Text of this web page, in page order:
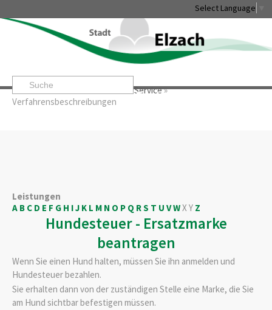
Select Language
Startseite» »Service»
Verfahrensbeschreibungen
Leben & Erleben Rathaus & Service
Leistungen
A B C D E F G H IJ K L M N O P Q RS T U VWXY Z
Hundesteuer - Ersatzmarke
beantragen
Wenn Sie einen Hund halten, müssen Sie ihn anmelden und
Hundesteuer bezahlen.
Sie erhalten dann von der zuständigen Stelle eine Marke, die Sie
am Hund sichtbar befestigen müssen.